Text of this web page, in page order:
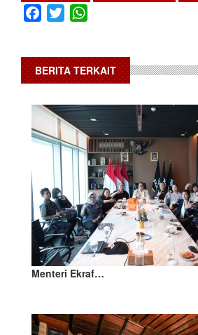
Facebook
Twitter
BERITA TERKAIT
Menteri Ekraf…